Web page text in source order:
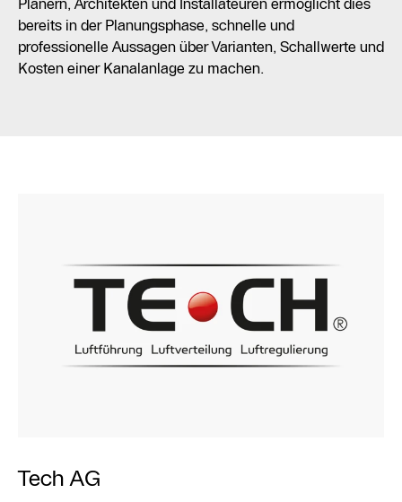
Planern, Architekten und Installateuren ermöglicht dies
bereits in der Planungsphase, schnelle und
professionelle Aussagen über Varianten, Schallwerte und
Kosten einer Kanalanlage zu machen.
Tech AG